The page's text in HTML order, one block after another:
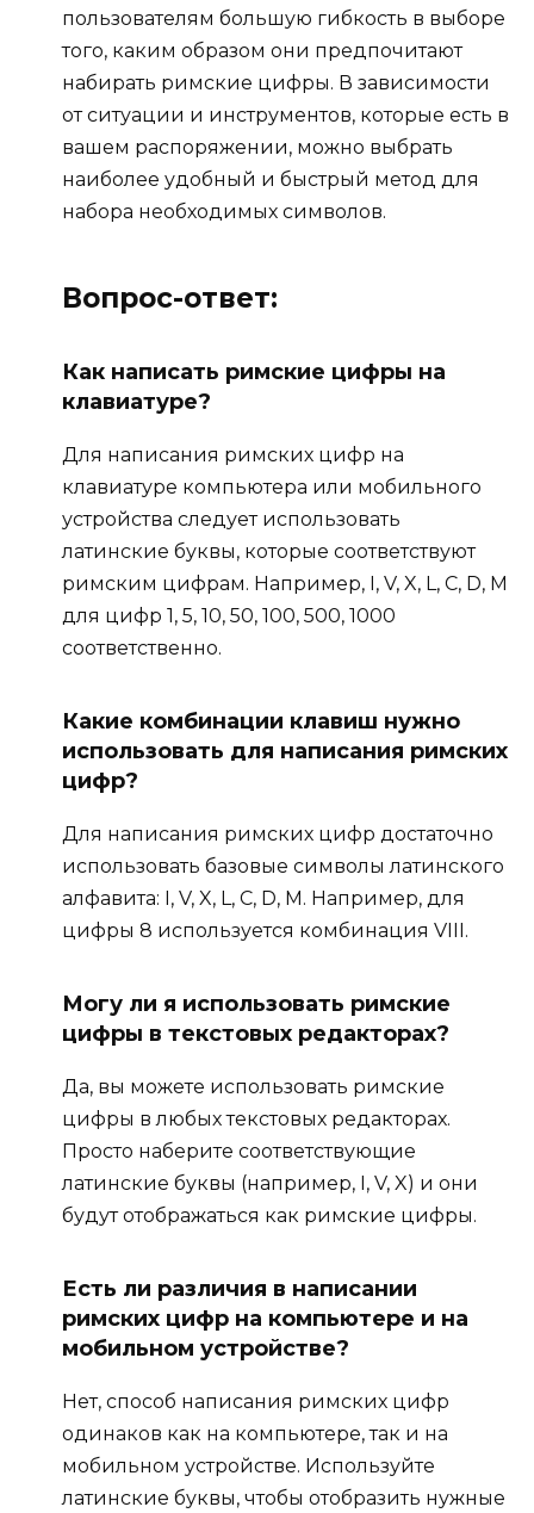
пользователям большую гибкость в выборе
того, каким образом они предпочитают
набирать римские цифры. В зависимости
от ситуации и инструментов, которые есть в
вашем распоряжении, можно выбрать
наиболее удобный и быстрый метод для
набора необходимых символов.
Вопрос-ответ:
Как написать римские цифры на
клавиатуре?
Для написания римских цифр на
клавиатуре компьютера или мобильного
устройства следует использовать
латинские буквы, которые соответствуют
римским цифрам. Например, I, V, X, L, C, D, M
для цифр 1, 5, 10, 50, 100, 500, 1000
соответственно.
Какие комбинации клавиш нужно
использовать для написания римских
цифр?
Для написания римских цифр достаточно
использовать базовые символы латинского
алфавита: I, V, X, L, C, D, M. Например, для
цифры 8 используется комбинация VIII.
Могу ли я использовать римские
цифры в текстовых редакторах?
Да, вы можете использовать римские
цифры в любых текстовых редакторах.
Просто наберите соответствующие
латинские буквы (например, I, V, X) и они
будут отображаться как римские цифры.
Есть ли различия в написании
римских цифр на компьютере и на
мобильном устройстве?
Нет, способ написания римских цифр
одинаков как на компьютере, так и на
мобильном устройстве. Используйте
латинские буквы, чтобы отобразить нужные